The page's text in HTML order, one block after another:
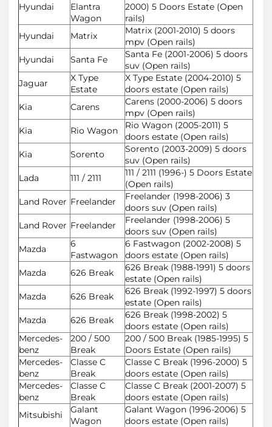
Hyundai
Elantra
Wagon
2000) 5 Doors Estate (Open
rails)
Hyundai
Matrix
Matrix (2001-2010) 5 doors
mpv (Open rails)
Hyundai
Santa Fe
Santa Fe (2001-2006) 5 doors
suv (Open rails)
Jaguar
X Type
Estate
X Type Estate (2004-2010) 5
doors estate (Open rails)
Kia
Carens
Carens (2000-2006) 5 doors
mpv (Open rails)
Kia
Rio Wagon
Rio Wagon (2005-2011) 5
doors estate (Open rails)
Kia
Sorento
Sorento (2003-2009) 5 doors
suv (Open rails)
Lada
111 / 2111
111 / 2111 (1996-) 5 Doors Estate
(Open rails)
Land Rover Freelander
Freelander (1998-2006) 3
doors suv (Open rails)
Land Rover Freelander
Freelander (1998-2006) 5
doors suv (Open rails)
Mazda
6
Fastwagon
6 Fastwagon (2002-2008) 5
doors estate (Open rails)
Mazda
626 Break
626 Break (1988-1991) 5 doors
estate (Open rails)
Mazda
626 Break
626 Break (1992-1997) 5 doors
estate (Open rails)
Mazda
626 Break
626 Break (1998-2002) 5
doors estate (Open rails)
Mercedes-
benz
200 / 500
Break
200 / 500 Break (1985-1995) 5
Doors Estate (Open rails)
Mercedes-
benz
Classe C
Break
Classe C Break (1996-2000) 5
doors estate (Open rails)
Mercedes-
benz
Classe C
Break
Classe C Break (2001-2007) 5
doors estate (Open rails)
Mitsubishi
Galant
Wagon
Galant Wagon (1996-2006) 5
doors estate (Open rails)